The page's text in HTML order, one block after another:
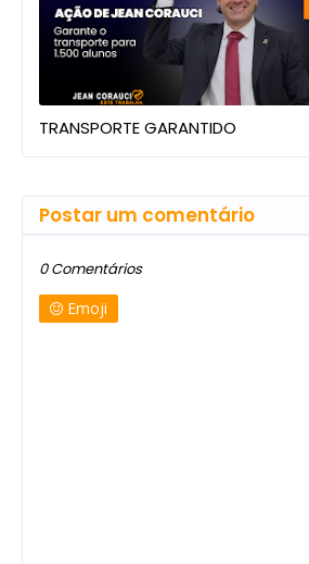
TRANSPORTE GARANTIDO
Postar um comentário
0 Comentários
Emoji